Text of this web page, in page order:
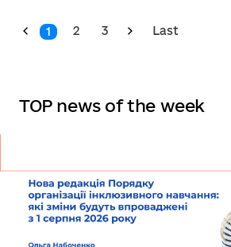
1 2 3 Last
TOP news of the week